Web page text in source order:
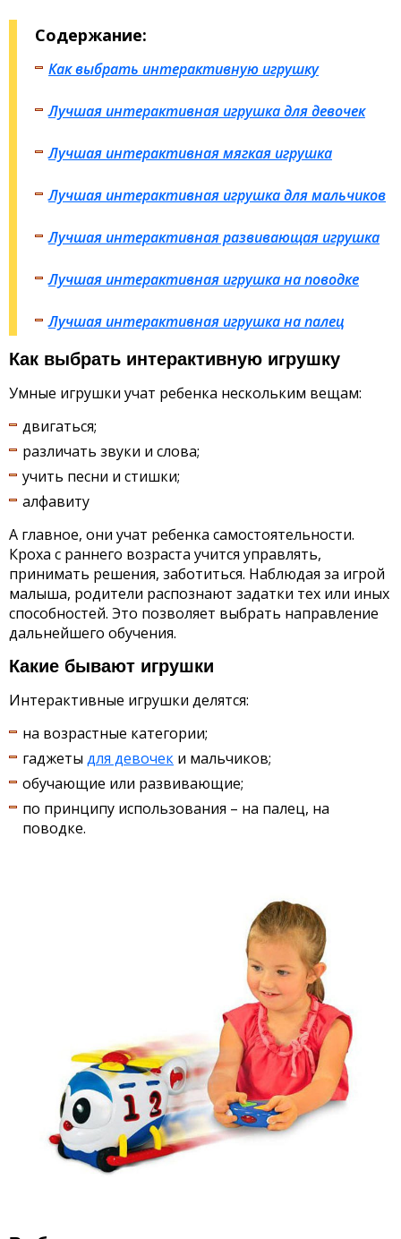
Содержание:
Как выбрать интерактивную игрушку
Лучшая интерактивная игрушка для девочек
Лучшая интерактивная мягкая игрушка
Лучшая интерактивная игрушка для мальчиков
Лучшая интерактивная развивающая игрушка
Лучшая интерактивная игрушка на поводке
Лучшая интерактивная игрушка на палец
Как выбрать интерактивную игрушку
Умные игрушки учат ребенка нескольким вещам:
двигаться;
различать звуки и слова;
учить песни и стишки;
алфавиту
А главное, они учат ребенка самостоятельности.
Кроха с раннего возраста учится управлять,
принимать решения, заботиться. Наблюдая за игрой
малыша, родители распознают задатки тех или иных
способностей. Это позволяет выбрать направление
дальнейшего обучения.
Какие бывают игрушки
Интерактивные игрушки делятся:
на возрастные категории;
гаджеты для девочек и мальчиков;
обучающие или развивающие;
по принципу использования – на палец, на
поводке.